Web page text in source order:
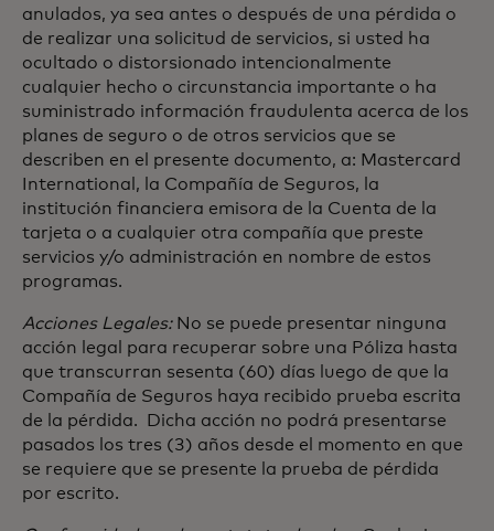
anulados, ya sea antes o después de una pérdida o
de realizar una solicitud de servicios, si usted ha
ocultado o distorsionado intencionalmente
cualquier hecho o circunstancia importante o ha
suministrado información fraudulenta acerca de los
planes de seguro o de otros servicios que se
describen en el presente documento, a: Mastercard
International, la Compañía de Seguros, la
institución financiera emisora de la Cuenta de la
tarjeta o a cualquier otra compañía que preste
servicios y/o administración en nombre de estos
programas.
Acciones Legales:No se puede presentar ninguna
acción legal para recuperar sobre una Póliza hasta
que transcurran sesenta (60) días luego de que la
Compañía de Seguros haya recibido prueba escrita
de la pérdida. Dicha acción no podrá presentarse
pasados los tres (3) años desde el momento en que
se requiere que se presente la prueba de pérdida
por escrito.